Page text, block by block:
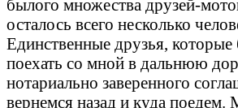
былого множества друзей-
осталось всего несколько
Единственные друзья,
поехать со мной в дальнюю
нотариально заверенного
вернемся назад и куда поедем.